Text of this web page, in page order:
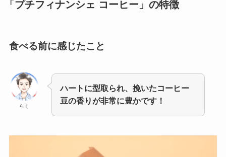
「プチフィナンシェ コーヒー 」 の特徴
食べる前に感じたこと
らく
ハートに型取られ、挽いたコーヒー
豆の香りが非常に豊かです！